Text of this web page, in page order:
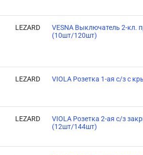
LEZARD
VESNA Выключатель 2-кл.
(10шт/120шт)
LEZARD VIOLA Розетка 1-ая с/з с
LEZARD
VIOLA Розетка 2-ая с/з
(12шт/144шт)